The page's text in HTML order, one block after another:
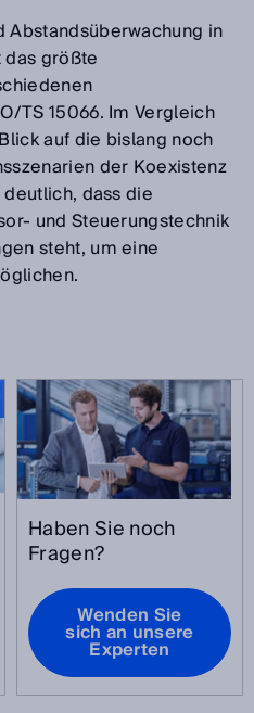
in
größte
TS 15066. Im Vergleich
auf die bislang noch
der Koexistenz
dass die
und Steuerungstechnik
steht, um eine
Haben Sie noch
Fragen?
Wenden Sie
sich an unsere
Experten